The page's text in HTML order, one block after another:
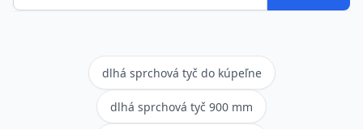
dlhá sprchová tyč do kúpeľne
dlhá sprchová tyč 900 mm